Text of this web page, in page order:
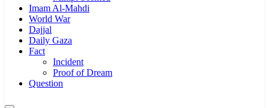
Imam Al-Mahdi
World War
Dajjal
Daily Gaza
Fact
Incident
Proof of Dream
Question